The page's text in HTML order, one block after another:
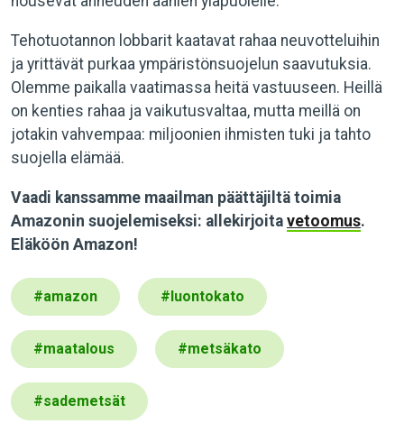
Tehotuotannon lobbarit kaatavat rahaa neuvotteluihin
ja yrittävät purkaa ympäristönsuojelun saavutuksia.
Olemme paikalla vaatimassa heitä vastuuseen. Heillä
on kenties rahaa ja vaikutusvaltaa, mutta meillä on
jotakin vahvempaa: miljoonien ihmisten tuki ja tahto
suojella elämää.
Vaadi kanssamme maailman päättäjiltä toimia
Amazonin suojelemiseksi: allekirjoita vetoomus.
Eläköön Amazon!
#amazon #luontokato
#maatalous #metsäkato
#sademetsät